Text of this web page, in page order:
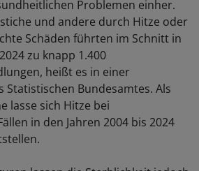
Problemen einher.
und andere durch Hitze oder
Schäden führten im Schnitt in
zu knapp 1.400
heißt es in einer
Statistischen Bundesamtes. Als
lasse sich Hitze bei
in den Jahren 2004 bis 2024